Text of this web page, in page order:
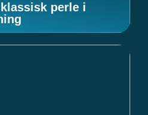
perle i